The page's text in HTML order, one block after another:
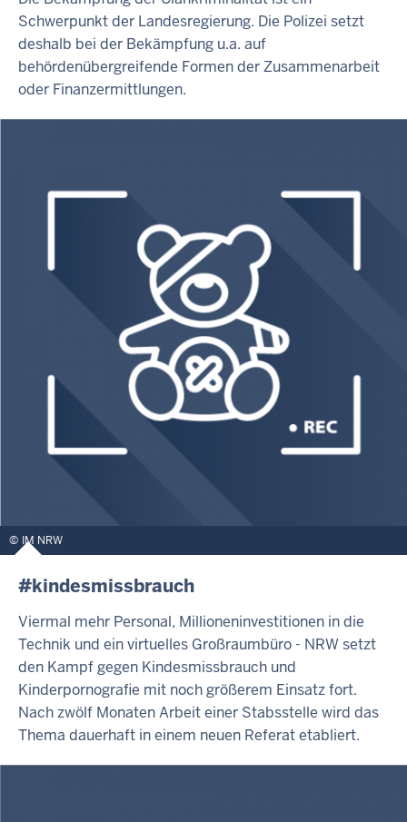
Schwerpunkt der Landesregierung. Die Polizei setzt
deshalb bei der Bekämpfung u.a. auf
behördenübergreifende Formen der Zusammenarbeit
oder Finanzermittlungen.
IM NRW
#kindesmissbrauch
Viermal mehr Personal, Millioneninvestitionen in die
Technik und ein virtuelles Großraumbüro - NRW setzt
den Kampf gegen Kindesmissbrauch und
Kinderpornografie mit noch größerem Einsatz fort.
Nach zwölf Monaten Arbeit einer Stabsstelle wird das
Thema dauerhaft in einem neuen Referat etabliert.